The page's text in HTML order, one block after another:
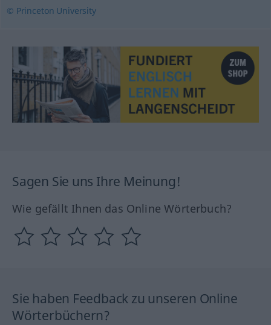
© Princeton University
Sagen Sie uns Ihre Meinung!
Wie gefällt Ihnen das Online Wörterbuch?
Sie haben Feedback zu unseren Online
Wörterbüchern?